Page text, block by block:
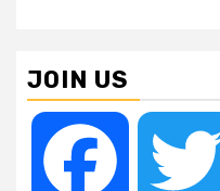
JOIN US
Facebook